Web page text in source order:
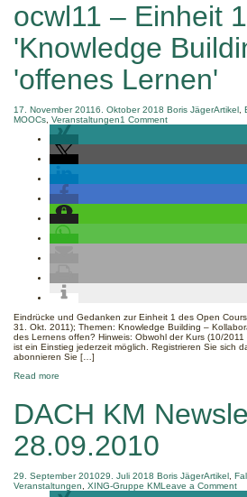
ocwl11 – Einheit
'Knowledge
'offenes Lernen'
17. November 20116. Oktober 2018 Boris JägerArtikel
MOOCs Veranstaltungen1 Commenton
Eindrücke und Gedanken zur Einheit 1 des Open
31. Okt. 2011); Themen: Knowledge Building –
des Lernens offen? Hinweis: Obwohl der Kurs (10/
ist ein Einstieg jederzeit möglich. Registrieren Sie sich
abonnieren Sie […]
Read more
Einheit
'Knowledge
Building'
und
'offenes
DACH KM
28.09.2010
29. September 201029. Juli 2018 Boris JägerArtikel
Veranstaltungen
XING-Gruppe KMLeave a Commenton